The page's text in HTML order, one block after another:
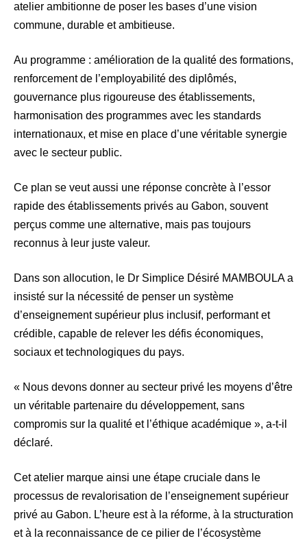
atelier ambitionne de poser les bases d’une vision
commune, durable et ambitieuse.
Au programme : amélioration de la qualité des formations,
renforcement de l’employabilité des diplômés,
gouvernance plus rigoureuse des établissements,
harmonisation des programmes avec les standards
internationaux, et mise en place d’une véritable synergie
avec le secteur public.
Ce plan se veut aussi une réponse concrète à l’essor
rapide des établissements privés au Gabon, souvent
perçus comme une alternative, mais pas toujours
reconnus à leur juste valeur.
Dans son allocution, le Dr Simplice Désiré MAMBOULA a
insisté sur la nécessité de penser un système
d’enseignement supérieur plus inclusif, performant et
crédible, capable de relever les défis économiques,
sociaux et technologiques du pays.
« Nous devons donner au secteur privé les moyens d’être
un véritable partenaire du développement, sans
compromis sur la qualité et l’éthique académique », a-t-il
déclaré.
Cet atelier marque ainsi une étape cruciale dans le
processus de revalorisation de l’enseignement supérieur
privé au Gabon. L’heure est à la réforme, à la structuration
et à la reconnaissance de ce pilier de l’écosystème